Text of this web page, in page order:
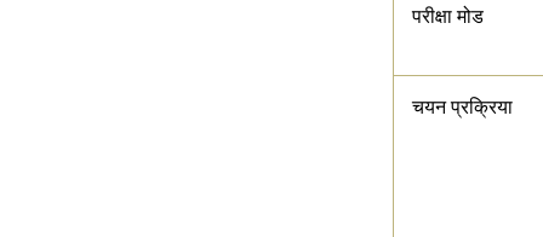
परीक्षा मोड
चयन प्रक्रिया